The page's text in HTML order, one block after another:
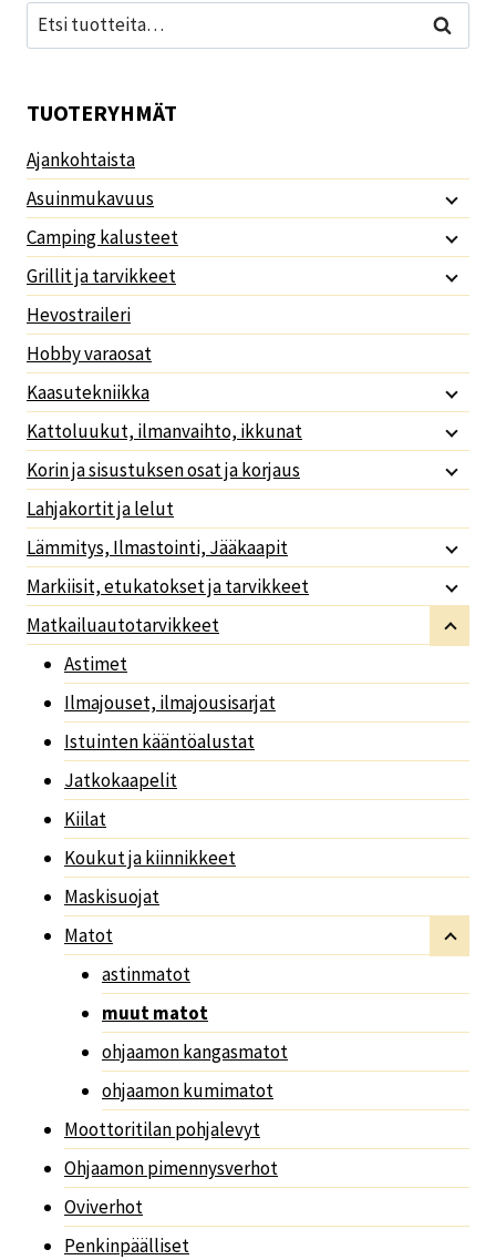
Etsi: Haku
TUOTERYHMÄT
Ajankohtaista
Asuinmukavuus
Camping kalusteet
Grillit ja tarvikkeet
Hevostraileri
Hobby varaosat
Kaasutekniikka
Kattoluukut, ilmanvaihto, ikkunat
Korin ja sisustuksen osat ja korjaus
Lahjakortit ja lelut
Lämmitys, Ilmastointi, Jääkaapit
Markiisit, etukatokset ja tarvikkeet
Matkailuautotarvikkeet
Astimet
Ilmajouset, ilmajousisarjat
Istuinten kääntöalustat
Jatkokaapelit
Kiilat
Koukut ja kiinnikkeet
Maskisuojat
Matot
astinmatot
muut matot
ohjaamon kangasmatot
ohjaamon kumimatot
Moottoritilan pohjalevyt
Ohjaamon pimennysverhot
Oviverhot
Penkinpäälliset